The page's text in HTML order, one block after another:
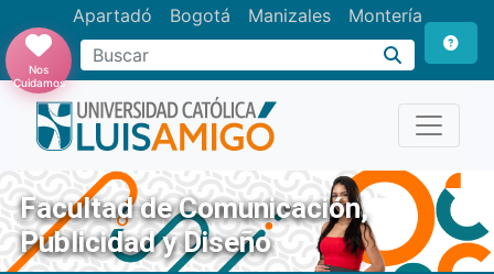
Apartadó Bogotá Manizales Montería
Buscar
Nos
Cuidamos
Facultad de Comunicación,
Publicidad y Diseño